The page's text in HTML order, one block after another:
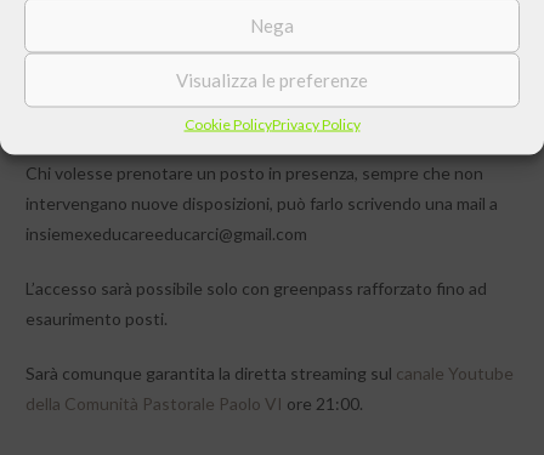
Nega
Visualizza le preferenze
Cookie PolicyPrivacy Policy
(Associazione Cometa), genitori normali e al tempo stesso
straordinari, come tutti i genitori…
Gli incontri si terranno alle ore 21:00 in Auditorium Tilane, Piazza
Chi volesse prenotare un posto in presenza, sempre che non
intervengano nuove disposizioni, può farlo scrivendo una mail a
insiemexeducareeducarci@gmail.com
L’accesso sarà possibile solo con greenpass rafforzato fino ad
esaurimento posti.
Sarà comunque garantita la diretta streaming sul canale Youtube
della Comunità Pastorale Paolo VI ore 21:00.